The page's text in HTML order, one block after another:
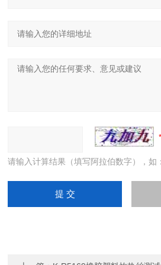
请输入计算结果（填写阿拉伯数字），如